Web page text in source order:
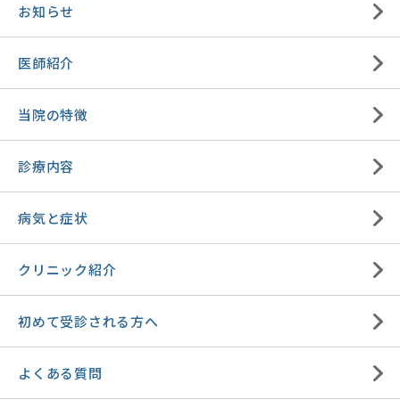
お知らせ
医師紹介
当院の特徴
診療内容
病気と症状
クリニック紹介
初めて受診される方へ
よくある質問